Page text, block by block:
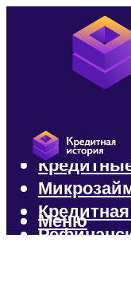
Кредиты
Меню